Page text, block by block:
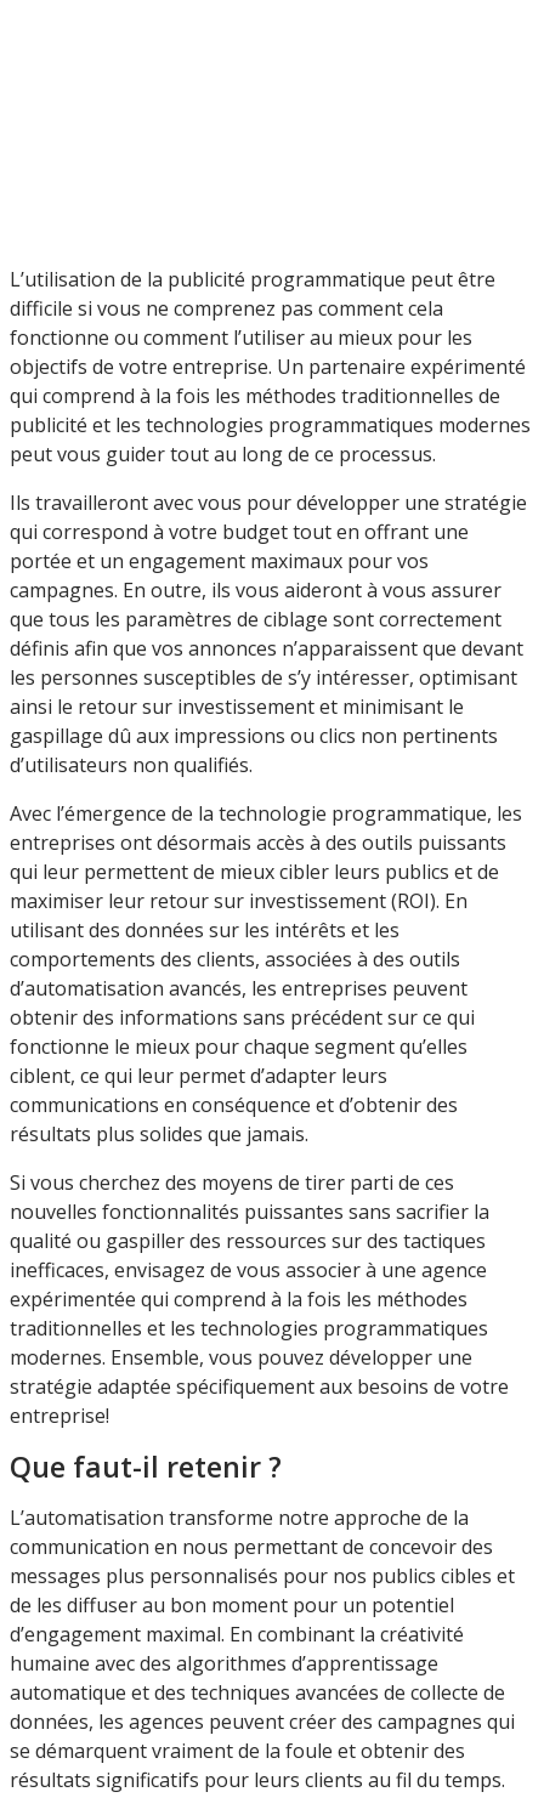
L’utilisation de la publicité programmatique peut être
difficile si vous ne comprenez pas comment cela
fonctionne ou comment l’utiliser au mieux pour les
objectifs de votre entreprise. Un partenaire expérimenté
qui comprend à la fois les méthodes traditionnelles de
publicité et les technologies programmatiques modernes
peut vous guider tout au long de ce processus.
Ils travailleront avec vous pour développer une stratégie
qui correspond à votre budget tout en offrant une
portée et un engagement maximaux pour vos
campagnes. En outre, ils vous aideront à vous assurer
que tous les paramètres de ciblage sont correctement
définis afin que vos annonces n’apparaissent que devant
les personnes susceptibles de s’y intéresser, optimisant
ainsi le retour sur investissement et minimisant le
gaspillage dû aux impressions ou clics non pertinents
d’utilisateurs non qualifiés.
Avec l’émergence de la technologie programmatique, les
entreprises ont désormais accès à des outils puissants
qui leur permettent de mieux cibler leurs publics et de
maximiser leur retour sur investissement (ROI). En
utilisant des données sur les intérêts et les
comportements des clients, associées à des outils
d’automatisation avancés, les entreprises peuvent
obtenir des informations sans précédent sur ce qui
fonctionne le mieux pour chaque segment qu’elles
ciblent, ce qui leur permet d’adapter leurs
communications en conséquence et d’obtenir des
résultats plus solides que jamais.
Si vous cherchez des moyens de tirer parti de ces
nouvelles fonctionnalités puissantes sans sacrifier la
qualité ou gaspiller des ressources sur des tactiques
inefficaces, envisagez de vous associer à une agence
expérimentée qui comprend à la fois les méthodes
traditionnelles et les technologies programmatiques
modernes. Ensemble, vous pouvez développer une
stratégie adaptée spécifiquement aux besoins de votre
entreprise!
Que faut-il retenir ?
L’automatisation transforme notre approche de la
communication en nous permettant de concevoir des
messages plus personnalisés pour nos publics cibles et
de les diffuser au bon moment pour un potentiel
d’engagement maximal. En combinant la créativité
humaine avec des algorithmes d’apprentissage
automatique et des techniques avancées de collecte de
données, les agences peuvent créer des campagnes qui
se démarquent vraiment de la foule et obtenir des
résultats significatifs pour leurs clients au fil du temps.